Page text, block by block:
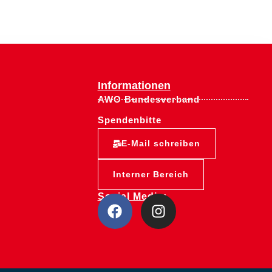
Informationen
AWO Bundesverband
Spendenbitte
E-Mail schreiben
Interner Bereich
Social Media: